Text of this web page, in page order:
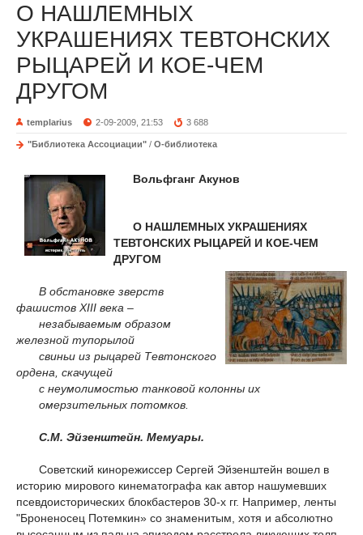
О НАШЛЕМНЫХ
УКРАШЕНИЯХ ТЕВТОНСКИХ
РЫЦАРЕЙ И КОЕ-ЧЕМ
ДРУГОМ
templarius 2-09-2009, 21:53 3 688
"Библиотека Ассоциации" / О-библиотека
Вольфганг Акунов
О НАШЛЕМНЫХ УКРАШЕНИЯХ
ТЕВТОНСКИХ РЫЦАРЕЙ И КОЕ-ЧЕМ
ДРУГОМ
В обстановке зверств
фашистов XIII века –
незабываемым образом
железной тупорылой
свиньи из рыцарей Тевтонского
ордена, скачущей
с неумолимостью танковой колонны их
омерзительных потомков.
С.М. Эйзенштейн. Мемуары.
Советский кинорежиссер Сергей Эйзенштейн вошел в
историю мирового кинематографа как автор нашумевших
псевдоисторических блокбастеров 30-х гг. Например, ленты
"Броненосец Потемкин» со знаменитым, хотя и абсолютно